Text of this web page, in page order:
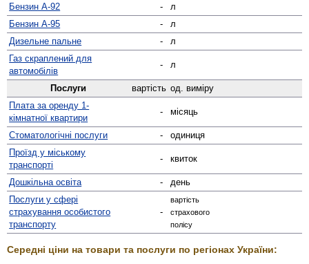
Бензин А-92
-
л
Бензин А-95
-
л
Дизельне пальне
-
л
Газ скраплений для
автомобілів
- л
Послуги вартість од. виміру
Плата за оренду 1-
кімнатної квартири
- місяць
Стомато­логічні послуги -
одиниця
Проїзд у міському
транспорті
- квиток
Дошкільна освіта -
день
Послуги у сфері
страхування особистого
транспорту
-
вартість
страхового
полісу
Середні ціни на товари та послуги по регіонах України: